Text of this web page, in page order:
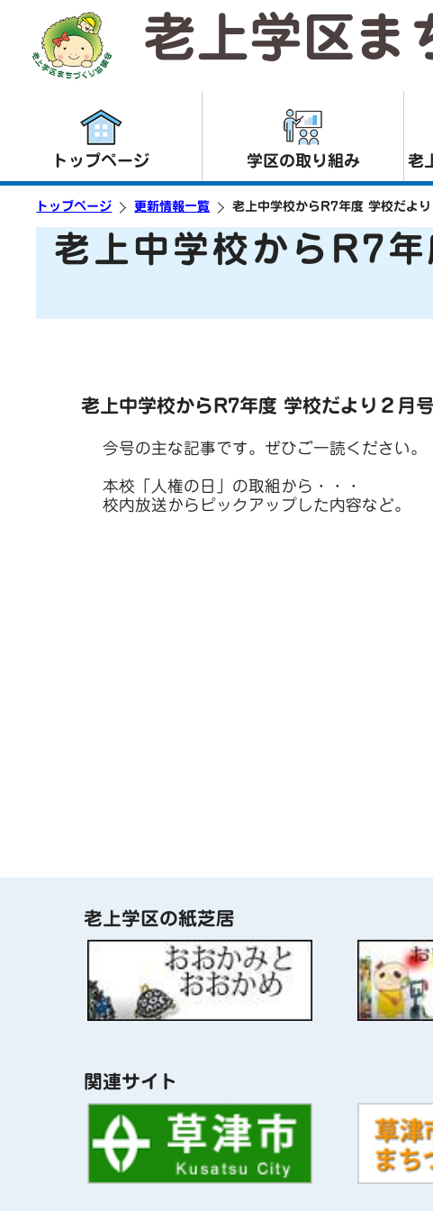
老上学区ま
トップページ 学区の取り組み 老
トップページ 更新情報一覧 老上中学校からR7年度 学校だよ
老上中学校からR7
老上中学校からR7年度 学校だより２月
今号の主な記事です。ぜひご一読ください。
本校「人権の日」の取組から・・・
校内放送からピックアップした内容など。
老上学区の紙芝居
関連サイト